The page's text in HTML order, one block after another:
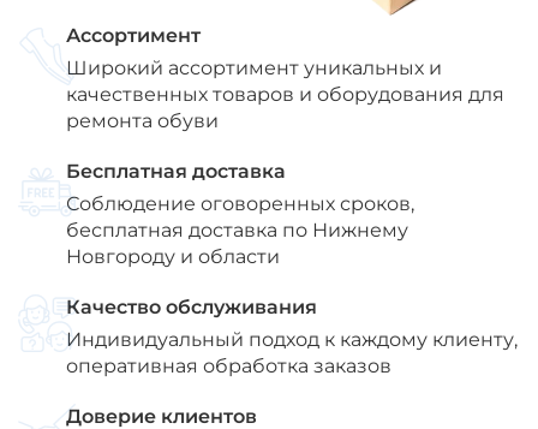
Ассортимент
Широкий ассортимент уникальных и
качественных товаров и оборудования для
ремонта обуви
Бесплатная доставка
Соблюдение оговоренных сроков,
бесплатная доставка по Нижнему
Новгороду и области
Качество обслуживания
Индивидуальный подход к каждому клиенту,
оперативная обработка заказов
Доверие клиентов